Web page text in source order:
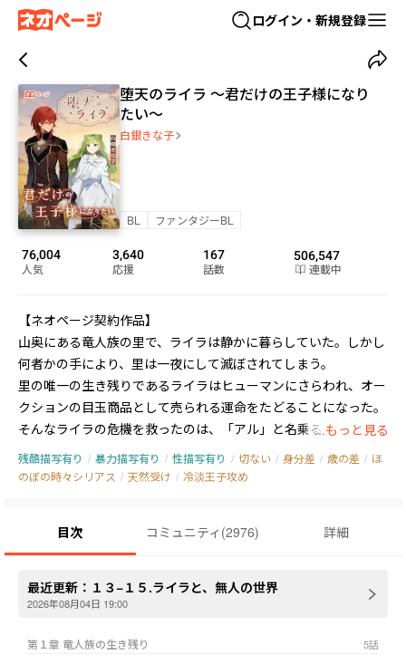
ログイン・新規登録
堕天のライラ ～君だけの王子様になり
たい～
白銀きな子
BL ファンタジーBL
76,004
人気
3,640
応援
167
話数
506,547
連載中
【ネオページ契約作品】
山奥にある竜人族の里で、ライラは静かに暮らしていた。しかし
何者かの手により、里は一夜にして滅ぼされてしまう。
里の唯一の生き残りであるライラはヒューマンにさらわれ、オー
クションの目玉商品として売られる運命をたどることになった。
そんなライラの危機を救ったのは、「アル」と名乗る騎士の青
年。
命を助けてくれたアルの求めに応じ、ライラは王城へ招待される
して……。
心優しく単純で、何でもすぐに信じてしまうライラ。冷淡な印象
を与える、人間不信のアル。
くりと、少しずつ心の距離を縮めていく。
...もっと見る
残酷描写有り / 暴力描写有り / 性描写有り / 切ない / 身分差 / 歳の差 / ほ
のぼの時々シリアス / 天然受け / 冷淡王子攻め
目次 コミュニティ (2976) 詳細
最近更新： １３−１５.ライラと、無人の世界
2026年08月04日 19:00
第１章 竜人族の生き残り 5話